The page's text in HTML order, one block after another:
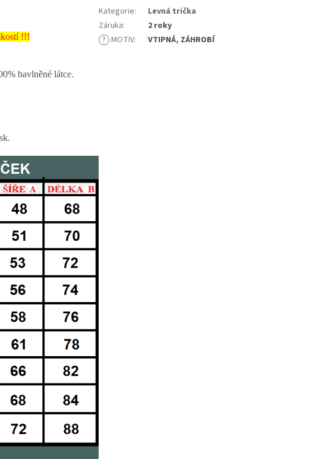
!!!
bavlněné látce.
Kategorie:
Levná trička
Záruka:
2 roky
? MOTIV: VTIPNÁ, ZÁHROBÍ